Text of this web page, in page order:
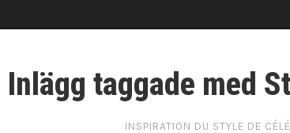
Inlägg taggade med
INSPIRATION DU STYLE DE